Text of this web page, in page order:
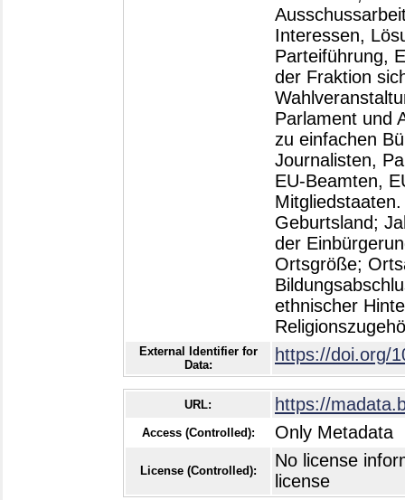
Interessen,
Parteiführung,
der Fraktion
Parlament und
zu einfachen
Journalisten,
EU-Beamten,
Geburtsland;
der
Ortsgröße;
ethnischer
External Identifier for
Data:
https://doi.org/
URL: https://
Access (Controlled): Only Metadata
License (Controlled):
No license
license